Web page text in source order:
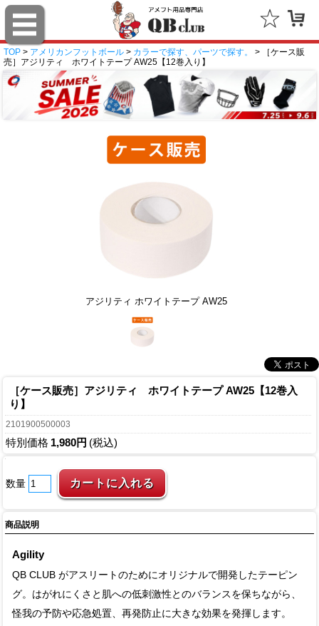
TOP > アメリカンフットボール > カラーで探す、パーツで探す。
> ［ケース販
売］アジリティ ホワイトテープ AW25【12巻入り】
アジリティ ホワイトテープ AW25
［ケース販売］アジリティ ホワイトテープ AW25【12巻入
り】
2101900500003
特別価格 1,980円 (税込)
数量
商品説明
Agility
QB CLUB がアスリートのためにオリジナルで開発したテーピン
グ。はがれにくさと肌への低刺激性とのバランスを保ちながら、
怪我の予防や応急処置、再発防止に大きな効果を発揮します。